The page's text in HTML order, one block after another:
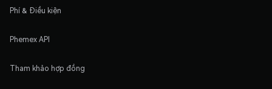
Phí & Điều kiện
Phemex API
Tham khảo hợp đồng